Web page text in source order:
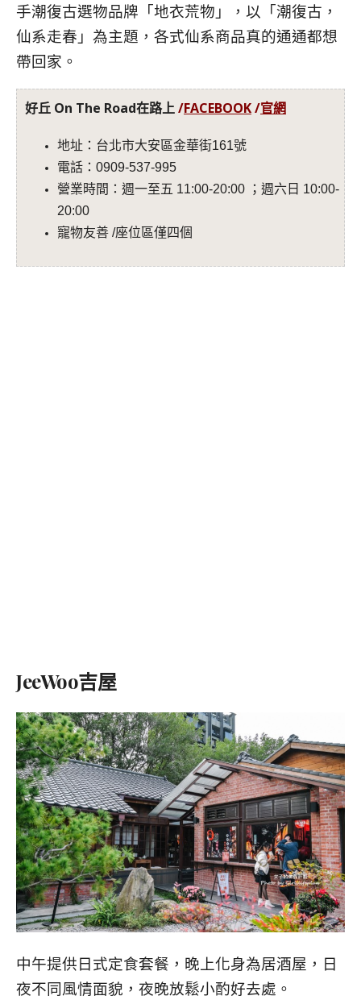
手潮復古選物品牌「地衣荒物」，以「潮復古，
仙系走春」為主題，各式仙系商品真的通通都想
帶回家。
好丘 On The Road在路上/FACEBOOK/官網
地址：台北市大安區金華街161號
電話：0909-537-995
營業時間：週一至五 11:00-20:00 ；週六日 10:00-
20:00
寵物友善 /座位區僅四個
JeeWoo吉屋
中午提供日式定食套餐，晚上化身為居酒屋，日
夜不同風情面貌，夜晚放鬆小酌好去處。